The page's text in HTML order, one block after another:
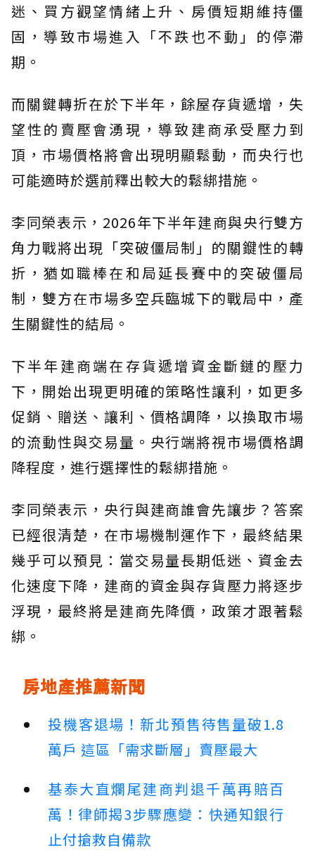
迷、買方觀望情緒上升、房價短期維持僵
固，導致市場進入「不跌也不動」的停滯
期。
而關鍵轉折在於下半年，餘屋存貨遞增，失
望性的賣壓會湧現，導致建商承受壓力到
頂，市場價格將會出現明顯鬆動，而央行也
可能適時於選前釋出較大的鬆綁措施。
李同榮表示，2026年下半年建商與央行雙方
角力戰將出現「突破僵局制」的關𨫡性的轉
折，猶如職棒在和局延長賽中的突破僵局
制，雙方在市場多空兵臨城下的戰局中，產
生關鍵性的結局。
下半年建商端在存貨遞增資金斷鏈的壓力
下，開始出現更明確的策略性讓利，如更多
促銷、贈送、讓利、價格調降，以換取市場
的流動性與交易量。央行端將視市場價格調
降程度，進行選擇性的鬆綁措施。
李同榮表示，央行與建商誰會先讓步？答案
已經很清楚，在市場機制運作下，最終結果
幾乎可以預見：當交易量長期低迷、資金去
化速度下降，建商的資金與存貨壓力將逐步
浮現，最終將是建商先降價，政策才跟著鬆
綁。
房地產推薦新聞
投機客退場！新北預售待售量破1.8
萬戶 這區「需求斷層」賣壓最大
基泰大直爛尾建商判退千萬再賠百
萬！律師揭3步驟應變：快通知銀行
止付搶救自備款